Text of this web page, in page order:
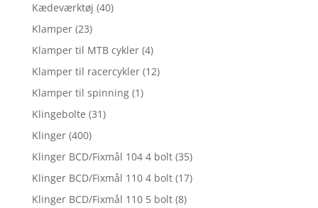
Kædeværktøj (40)
Klamper (23)
Klamper til MTB cykler (4)
Klamper til racercykler (12)
Klamper til spinning (1)
Klingebolte (31)
Klinger (400)
Klinger BCD/Fixmål 104 4 bolt (35)
Klinger BCD/Fixmål 110 4 bolt (17)
Klinger BCD/Fixmål 110 5 bolt (8)